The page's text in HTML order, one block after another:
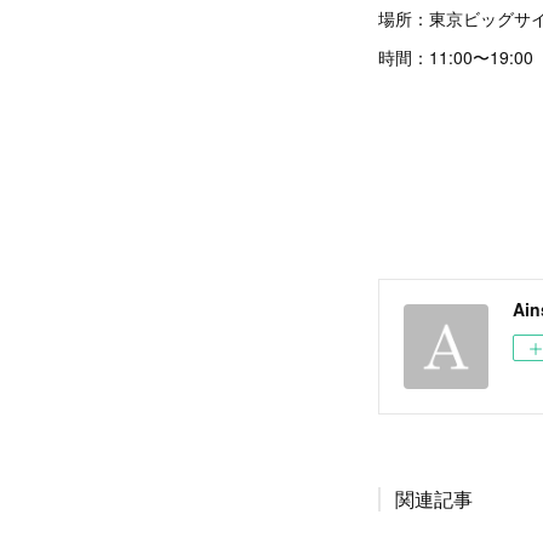
場所：東京ビッグサ
時間：11:00〜19:00
関連記事